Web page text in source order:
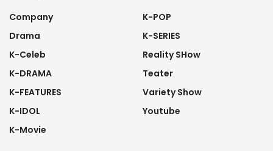
Company
Drama
K-Celeb
K-DRAMA
K-FEATURES
K-IDOL
K-Movie
K-POP
K-SERIES
Reality SHow
Teater
Variety Show
Youtube